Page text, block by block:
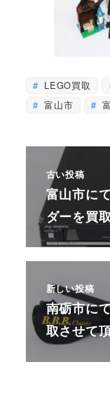
LEGO買取
富山市
古い投稿
富山市に
ダーを買
新しい投稿
南砺市に
取させて